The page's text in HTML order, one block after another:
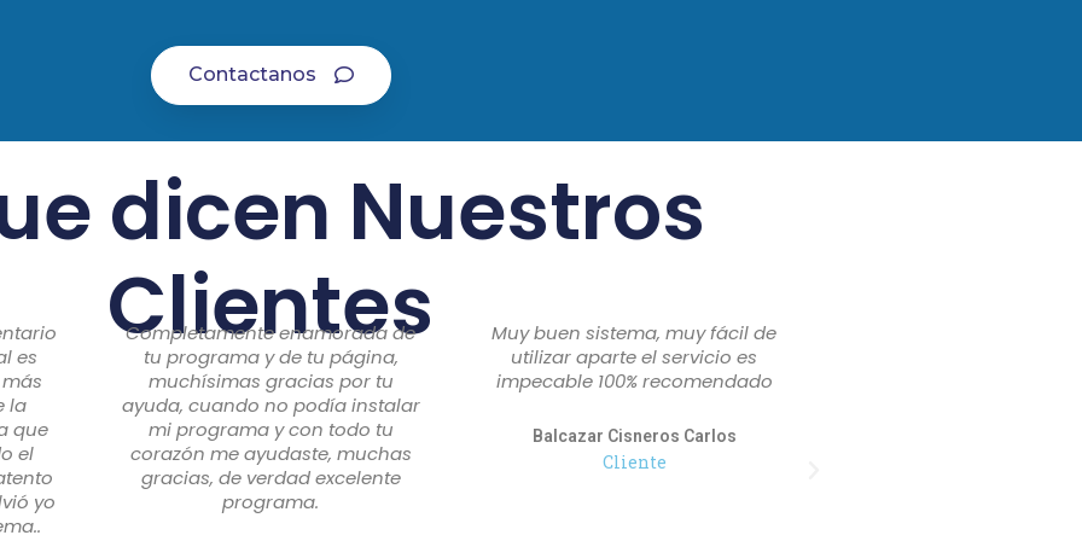
Contactanos
dicen Nuestros
Clientes
es
la
que
el
yo
Completamente enamorada de
tu programa y de tu página,
muchísimas gracias por tu
ayuda, cuando no podía instalar
mi programa y con todo tu
corazón me ayudaste, muchas
gracias, de verdad excelente
programa.
Muy buen sistema, muy fácil de
utilizar aparte el servicio es
impecable 100% recomendado
Balcazar Cisneros Carlos
Cliente